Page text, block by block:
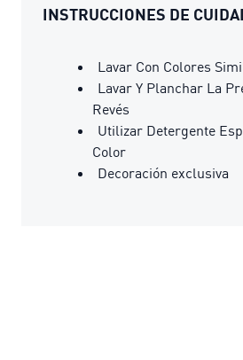
INSTRUCCIONES DE
Lavar Con Colores
Lavar Y Planchar La
Revés
Utilizar Detergente
Color
Decoración exclusiva